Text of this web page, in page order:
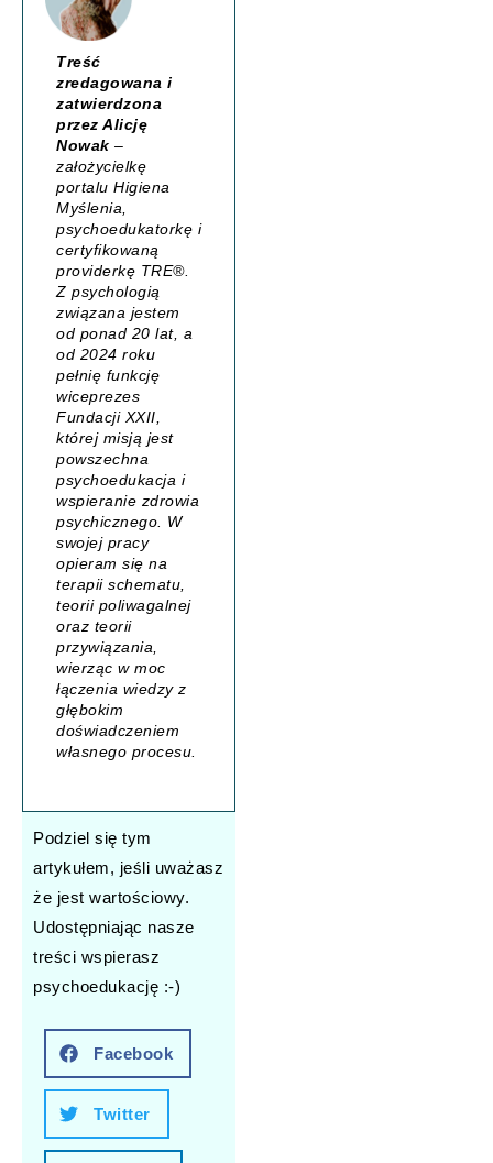
Treść
zredagowana i
zatwierdzona
przez Alicję
Nowak –
założycielkę
portalu Higiena
Myślenia
psychoedukatorkę i
certyfikowaną
providerkę TRE®.
Z psychologią
związana jestem
od ponad 20 lat, a
od 2024 roku
pełnię funkcję
wiceprezes
Fundacji XXII,
której misją jest
powszechna
psychoedukacja i
wspieranie zdrowia
psychicznego. W
swojej pracy
opieram się na
terapii schematu,
teorii poliwagalnej
oraz teorii
przywiązania,
wierząc w moc
łączenia wiedzy z
głębokim
doświadczeniem
własnego procesu.
Podziel się tym
artykułem, jeśli uważasz
że jest wartościowy.
Udostępniając nasze
treści wspierasz
psychoedukację :-)
Facebook
Twitter